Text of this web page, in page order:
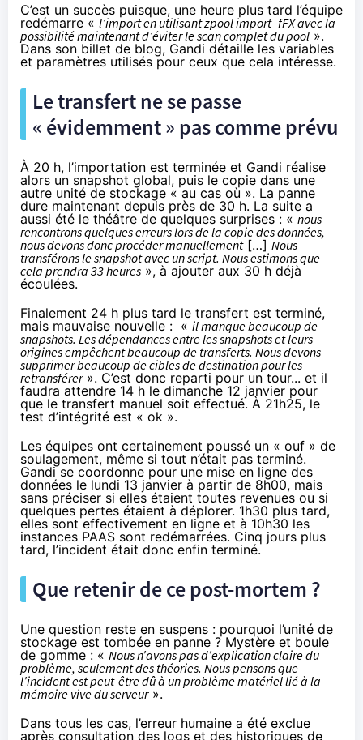
C’est un succès puisque, une heure plus tard l’équipe
redémarre « l’import en utilisant zpool import -fFXavec la
possibilité maintenant d’éviter le scan complet du pool ».
Dans son billet de blog, Gandi détaille les variables
et paramètres utilisés pour ceux que cela intéresse.
Le transfert ne se passe
« évidemment » pas comme prévu
À 20 h, l’importation est terminée et Gandi réalise
alors un snapshot global, puis le copie dans une
autre unité de stockage « au cas où ». La panne
dure maintenant depuis près de 30 h. La suite a
aussi été le théâtre de quelques surprises : « nous
rencontrons quelques erreurs lors de la copie des données,
nous devons donc procéder manuellement[…] Nous
transférons le snapshot avec un script. Nous estimons que
cela prendra 33 heures », à ajouter aux 30 h déjà
écoulées.
Finalement 24 h plus tard le transfert est terminé,
mais mauvaise nouvelle : « il manque beaucoup de
snapshots. Les dépendances entre les snapshots et leurs
origines empêchent beaucoup de transferts. Nous devons
supprimer beaucoup de cibles de destination pour les
retransférer». C’est donc reparti pour un tour... et il
faudra attendre 14 h le dimanche 12 janvier pour
que le transfert manuel soit effectué. À 21h25, le
test d’intégrité est « ok ».
Les équipes ont certainement poussé un « ouf » de
soulagement, même si tout n’était pas terminé.
Gandi se coordonne pour une mise en ligne des
données le lundi 13 janvier à partir de 8h00, mais
sans préciser si elles étaient toutes revenues ou si
quelques pertes étaient à déplorer. 1h30 plus tard,
elles sont effectivement en ligne et à 10h30 les
instances PAAS sont redémarrées. Cinq jours plus
tard, l’incident était donc enfin terminé.
Que retenir de ce post-mortem ?
Une question reste en suspens : pourquoi l’unité de
stockage est tombée en panne ? Mystère et boule
de gomme : « Nous n’avons pas d’explication claire du
problème, seulement des théories. Nous pensons que
l’incident est peut-être dû à un problème matériel lié à la
mémoire vive du serveur».
Dans tous les cas, l’erreur humaine a été exclue
après consultation des logs et des historiques de